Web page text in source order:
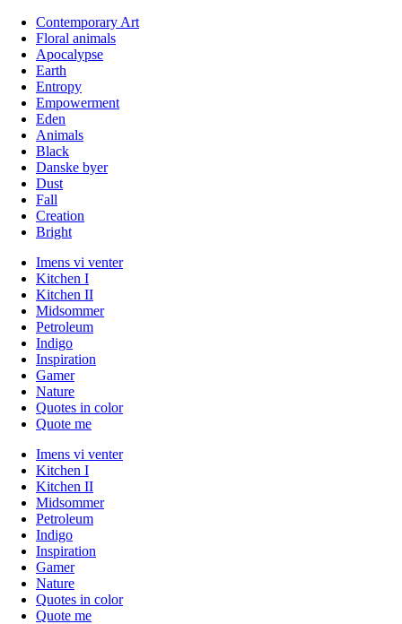
Contemporary Art
Floral animals
Apocalypse
Earth
Entropy
Empowerment
Eden
Animals
Black
Danske byer
Dust
Fall
Creation
Bright
Imens vi venter
Kitchen I
Kitchen II
Midsommer
Petroleum
Indigo
Inspiration
Gamer
Nature
Quotes in color
Quote me
Imens vi venter
Kitchen I
Kitchen II
Midsommer
Petroleum
Indigo
Inspiration
Gamer
Nature
Quotes in color
Quote me